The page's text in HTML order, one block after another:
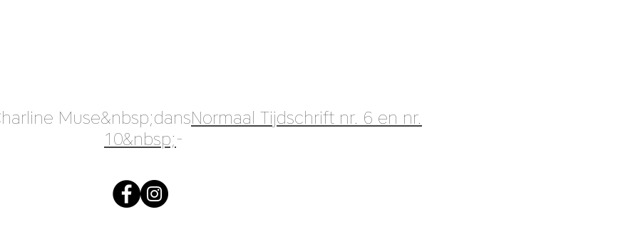
Muse&nbsp;dansNormaal Tijdschrift nr. 6 en nr.
10&nbsp;-